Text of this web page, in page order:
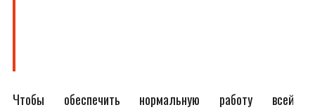
Чтобы обеспечить нормальную работу всей